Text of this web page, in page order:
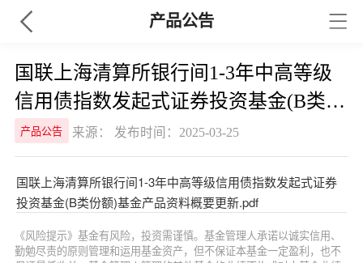
产品公告
国联上海清算所银行间1-3年中高等级
信用债指数发起式证券投资基金(B类份
额)基金产品资料概要更新
产品公告 来源： 发布时间：2025-03-25
国联上海清算所银行间1-3年中高等级信用债指数发起式证券
投资基金(B类份额)基金产品资料概要更新.pdf
《风险提示》基金有风险，投资需谨慎。基金管理人承诺以诚实信用、
勤勉尽责的原则管理和运用基金资产，但不保证本基金一定盈利，也不